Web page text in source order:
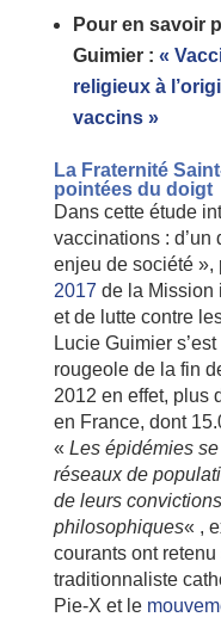
Pour en savoir
Guimier : «
religieux à
vaccins »
La Fraternité
pointées du doigt
Dans cette étude
vaccinations :
enjeu de société »,
2017 de la Mission
et de lutte contre
Lucie Guimier
rougeole de la fin
2012 en effet, plus
en France, dont
« Les épidémies
réseaux de
de leurs
philosophiques« ,
courants ont
traditionnaliste
Pie-X et le